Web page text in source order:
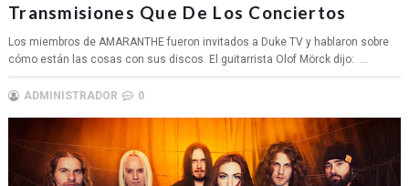
Transmisiones Que De Los Conciertos
Los miembros de AMARANTHE fueron invitados a Duke TV y hablaron sobre
cómo están las cosas con sus discos. El guitarrista Olof Mörck dijo: ...
ADMINISTRADOR 0